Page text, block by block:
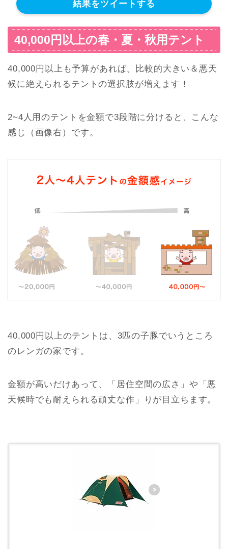
結果をツイートする
40,000円以上の春・夏・秋用テント
40,000円以上も予算があれば、比較的大きい＆悪天
候に絶えられるテントの選択肢が増えます！
2~4人用のテントを金額で3段階に分けると、こんな
感じ（画像右）です。
40,000円以上のテントは、3匹の子豚でいうところ
のレンガの家です。
金額が高いだけあって、「居住空間の広さ」や「悪
天候時でも耐えられる頑丈な作」りが目立ちます。